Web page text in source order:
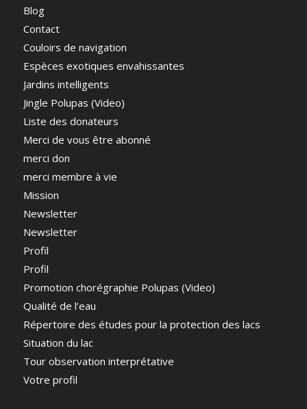
Blog
Contact
Couloirs de navigation
Espèces exotiques envahissantes
Jardins intelligents
Jingle Polupas (Video)
Liste des donateurs
Merci de vous être abonné
merci don
merci membre à vie
Mission
Newsletter
Newsletter
Profil
Profil
Promotion chorégraphie Polupas (Video)
Qualité de l’eau
Répertoire des études pour la protection des lacs
Situation du lac
Tour observation interprétative
Votre profil